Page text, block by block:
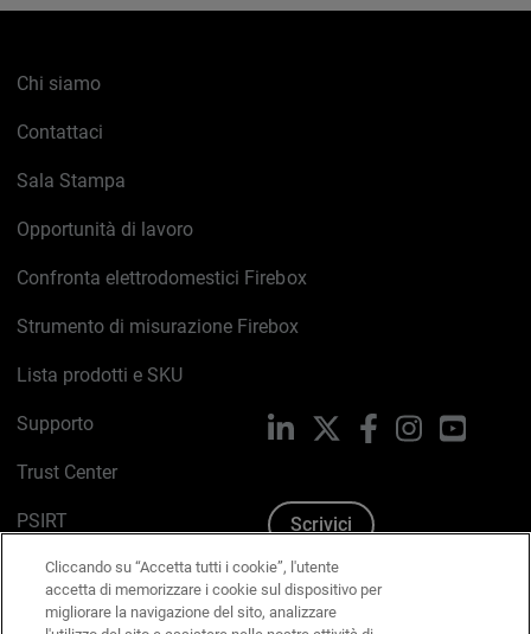
Chi siamo
Contattaci
Sala Stampa
Opportunità di lavoro
Confronta elettrodomestici Firebox
Strumento di misurazione Firebox
Lista prodotti e SKU
Supporto
Trust Center
PSIRT
Politica sui cookie
Informativa sulla privacy
LinkedIn FacebookInstagram
Scrivici
Cliccando su “Accetta tutti i cookie”, l'utente
accetta di memorizzare i cookie sul dispositivo per
migliorare la navigazione del sito, analizzare